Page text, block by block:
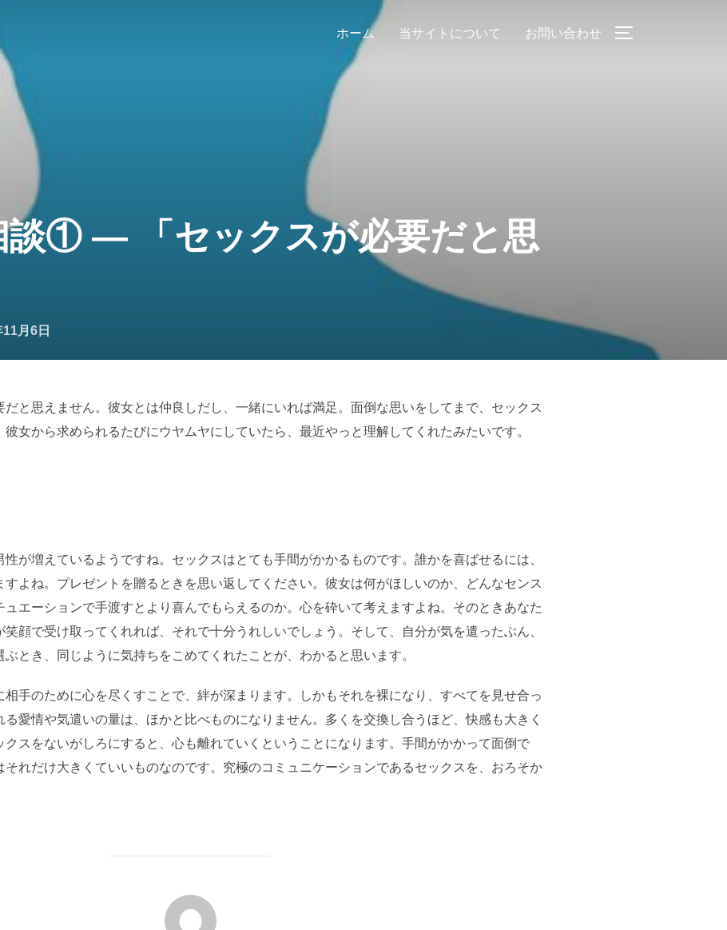
ホーム 当サイトについて お問い合わせ サイドバーとナ
談① ― 「セックスが必要だと思
月6日
と思えません。彼女とは仲良しだし、一緒にいれば満足。面倒な思いをしてまで、セックス
女から求められるたびにウヤムヤにしていたら、最近やっと理解してくれたみたいです。
が増えているようですね。セックスはとても手間がかかるものです。誰かを喜ばせるには、
よね。プレゼントを贈るときを思い返してください。彼女は何がほしいのか、どんなセンス
エーションで手渡すとより喜んでもらえるのか。心を砕いて考えますよね。そのときあなた
顔で受け取ってくれれば、それで十分うれしいでしょう。そして、自分が気を遣ったぶん、
とき、同じように気持ちをこめてくれたことが、わかると思います。
手のために心を尽くすことで、絆が深まります。しかもそれを裸になり、すべてを見せ合っ
愛情や気遣いの量は、ほかと比べものになりません。多くを交換し合うほど、快感も大きく
スをないがしろにすると、心も離れていくということになります。手間がかかって面倒で
それだけ大きくていいものなのです。究極のコミュニケーションであるセックスを、おろそか
投稿者